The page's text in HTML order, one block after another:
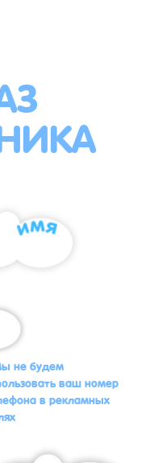
не будем
ваш номер
в рекламных